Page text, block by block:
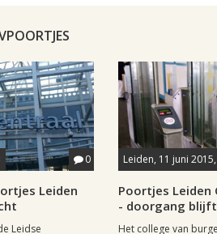
0
Leiden
Leidse
Leiden, 11 juni
Poortjes Leiden
- doorgang
Het college van